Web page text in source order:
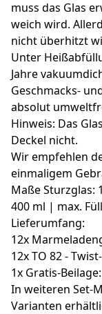
muss das Glas
weich wird.
nicht überhitzt
Unter
Jahre
Geschmacks-
absolut
Hinweis: Das
Deckel nicht.
Wir empfehlen
einmaligem
Maße Sturzglas:
400 ml | max.
Lieferumfang:
12x
12x TO 82 -
1x Gratis-
In weiteren Set-
Varianten